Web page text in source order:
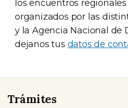
los encuentros
organizados por las
y la Agencia Nacional de
dejanos tus datos de
Trámites